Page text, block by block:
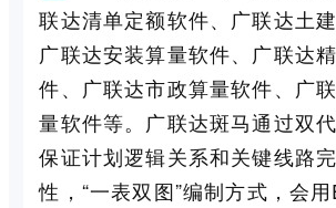
联达清单定额软件、广联达土建
广联达安装算量软件、广联达
件、广联达市政算量软件、广
量软件等。广联达斑马通过双
保证计划逻辑关系和关键线路
性，“一表双图”编制方式，会